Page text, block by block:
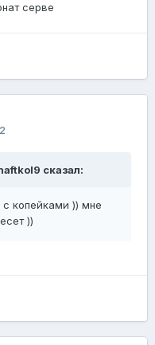
серве
сказал:
с копейками )) мне
))